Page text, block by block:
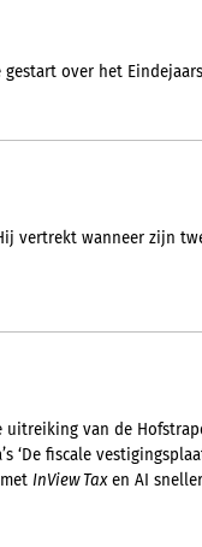
over het
vertrekt wanneer zijn
van de
‘De fiscale
InView Taxen AI